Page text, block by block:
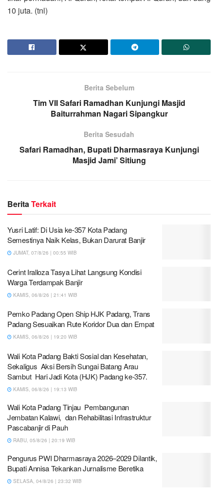
10 juta. (tnl)
Berita Sebelum
Tim VII Safari Ramadhan Kunjungi Masjid
Baiturrahman Nagari Sipangkur
Berita Sesudah
Safari Ramadhan, Bupati Dharmasraya Kunjungi
Masjid Jami’ Sitiung
BeritaTerkait
Yusri Latif: Di Usia ke-357 Kota Padang
Semestinya Naik Kelas, Bukan Darurat Banjir
JUMAT, 07/8/26 | 00:55 WIB
Cerint Iralloza Tasya Lihat Langsung Kondisi
Warga Terdampak Banjir
KAMIS, 06/8/26 | 21:41 WIB
Pemko Padang Open Ship HJK Padang, Trans
Padang Sesuaikan Rute Koridor Dua dan Empat
KAMIS, 06/8/26 | 19:20 WIB
Wali Kota Padang Bakti Sosial dan Kesehatan,
Sekaligus Aksi Bersih Sungai Batang Arau
Sambut Hari Jadi Kota (HJK) Padang ke-357.
KAMIS, 06/8/26 | 19:13 WIB
Wali Kota Padang Tinjau Pembangunan
Jembatan Kalawi, dan Rehabilitasi Infrastruktur
Pascabanjir di Pauh
RABU, 05/8/26 | 20:19 WIB
Pengurus PWI Dharmasraya 2026–2029 Dilantik,
Bupati Annisa Tekankan Jurnalisme Beretika
SELASA, 04/8/26 | 23:32 WIB